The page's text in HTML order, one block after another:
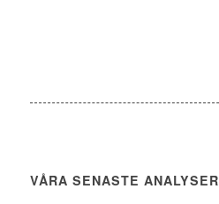
VÅRA SENASTE ANALYSER